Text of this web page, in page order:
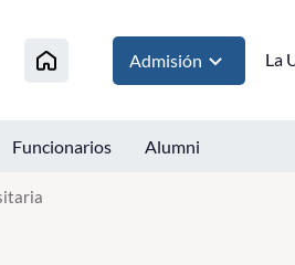
Admisión La
Funcionarios Alumni